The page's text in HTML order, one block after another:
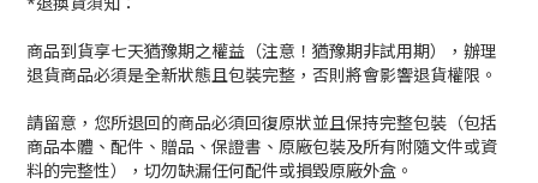
商品到貨享七天猶豫期之權益（注意！猶豫期非試用期），辦理
退貨商品必須是全新狀態且包裝完整，否則將會影響退貨權限。
請留意，您所退回的商品必須回復原狀並且保持完整包裝（包括
商品本體、配件、贈品、保證書、原廠包裝及所有附隨文件或資
料的完整性），切勿缺漏任何配件或損毀原廠外盒。